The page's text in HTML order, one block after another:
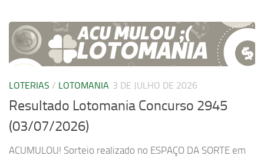
LOTERIAS / LOTOMANIA 3 DE JULHO DE 2026
Resultado Lotomania Concurso 2945
(03/07/2026)
ACUMULOU! Sorteio realizado no ESPAÇO DA SORTE em